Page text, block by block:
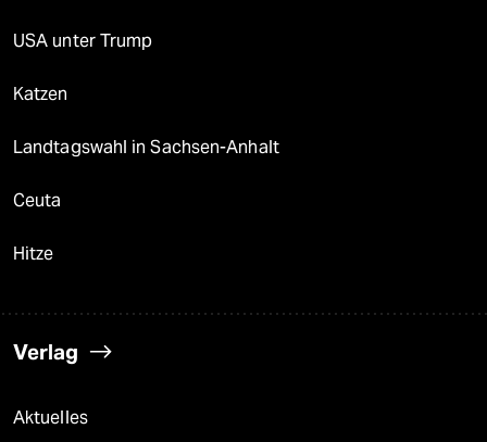
USA unter Trump
Katzen
Landtagswahl in Sachsen-Anhalt
Ceuta
Hitze
Verlag
Aktuelles